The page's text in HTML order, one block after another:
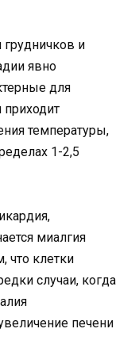
и
явно
для
приходит
температуры,
1-2,5
миалгия
что клетки
случаи, когда
печени